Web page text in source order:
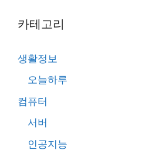
카테고리
생활정보
오늘하루
컴퓨터
서버
인공지능